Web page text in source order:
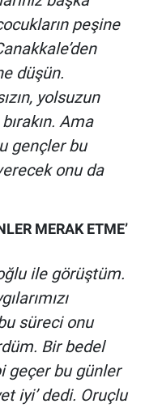
peşine
düşün.
yolsuzun
Ama
gençler bu
onu da
MERAK ETME’
ile görüştüm.
süreci onu
Bir bedel
geçer bu günler
iyi’ dedi. Oruçlu